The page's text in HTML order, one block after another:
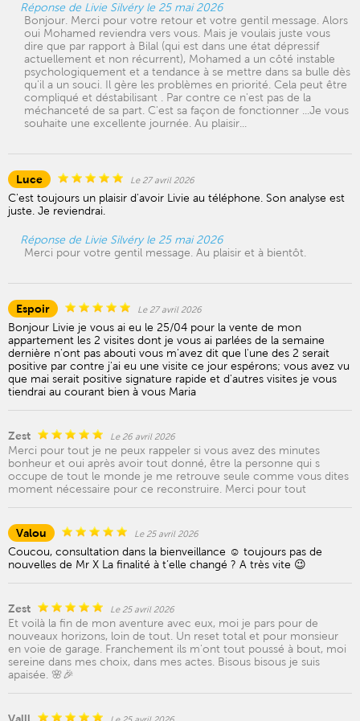
Réponse de Livie Silvéry le 25 mai 2026
Bonjour. Merci pour votre retour et votre gentil message. Alors
oui Mohamed reviendra vers vous. Mais je voulais juste vous
dire que par rapport à Bilal (qui est dans une état dépressif
actuellement et non récurrent), Mohamed a un côté instable
psychologiquement et a tendance à se mettre dans sa bulle dès
qu'il a un souci. Il gère les problèmes en priorité. Cela peut être
compliqué et déstabilisant . Par contre ce n'est pas de la
méchanceté de sa part. C'est sa façon de fonctionner ...Je vous
souhaite une excellente journée. Au plaisir...
Luce Le 27 avril 2026
C'est toujours un plaisir d'avoir Livie au téléphone. Son analyse est
juste. Je reviendrai.
Réponse de Livie Silvéry le 25 mai 2026
Merci pour votre gentil message. Au plaisir et à bientôt.
Espoir Le 27 avril 2026
Bonjour Livie je vous ai eu le 25/04 pour la vente de mon
appartement les 2 visites dont je vous ai parlées de la semaine
dernière n'ont pas abouti vous m'avez dit que l'une des 2 serait
positive par contre j'ai eu une visite ce jour espérons; vous avez vu
que mai serait positive signature rapide et d'autres visites je vous
tiendrai au courant bien à vous Maria
Zest Le 26 avril 2026
Merci pour tout je ne peux rappeler si vous avez des minutes
bonheur et oui après avoir tout donné, être la personne qui s
occupe de tout le monde je me retrouve seule comme vous dites
moment nécessaire pour ce reconstruire. Merci pour tout
Valou Le 25 avril 2026
Coucou, consultation dans la bienveillance ☺️ toujours pas de
nouvelles de Mr X La finalité à t’elle changé ? A très vite 😉
Zest Le 25 avril 2026
Et voilà la fin de mon aventure avec eux, moi je pars pour de
nouveaux horizons, loin de tout. Un reset total et pour monsieur
en voie de garage. Franchement ils m'ont tout poussé à bout, moi
sereine dans mes choix, dans mes actes. Bisous bisous je suis
apaisée. 🌸🎉